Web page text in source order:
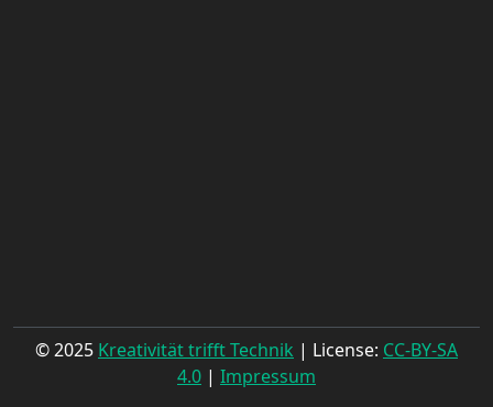
© 2025 Kreativität trifft Technik | License: CC-BY-SA
4.0 | Impressum